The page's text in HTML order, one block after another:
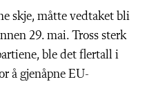
skje, måtte vedtaket bli
29. mai. Tross sterk
ble det flertall i
å gjenåpne EU-